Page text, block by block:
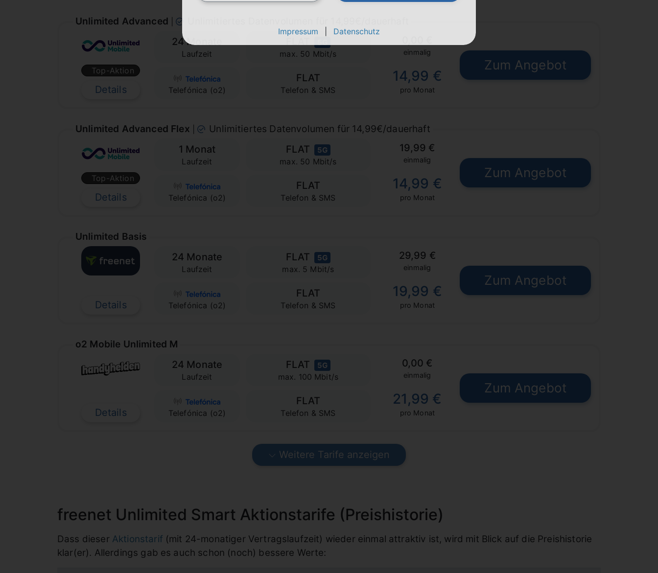
Unlimited Advanced
Top-Aktion
Details
24 Monate
Laufzeit
Telefónica (o2)
max. 50 Mbit/s
FLAT
Telefon & SMS
einmalig
14,99 €
pro Monat
Zum Angebot
Unlimited Advanced Flex Unlimitiertes Datenvolumen für 14,99€/dauerhaft
Top-Aktion
Details
1 Monat
Laufzeit
Telefónica (o2)
FLAT 5G
max. 50 Mbit/s
FLAT
Telefon & SMS
19,99 €
einmalig
14,99 €
pro Monat
Zum Angebot
Unlimited Basis
Details
24 Monate
Laufzeit
Telefónica (o2)
FLAT 5G
max. 5 Mbit/s
FLAT
Telefon & SMS
29,99 €
einmalig
19,99 €
pro Monat
Zum Angebot
o2 Mobile Unlimited M
Details
24 Monate
Laufzeit
Telefónica (o2)
FLAT 5G
max. 100 Mbit/s
FLAT
Telefon & SMS
0,00 €
einmalig
21,99 €
pro Monat
Zum Angebot
Weitere Tarife anzeigen
freenet Unlimited Smart Aktionstarife (Preishistorie)
Dass dieser Aktionstarif (mit 24-monatiger Vertragslaufzeit) wieder einmal attraktiv ist, wird mit Blick auf die Preishistorie
klar(er). Allerdings gab es auch schon (noch) bessere Werte:
Impressum Datenschutz